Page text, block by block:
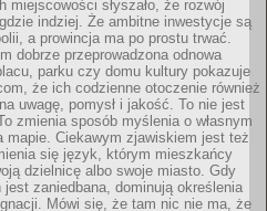
miejscowości słyszało, że rozwój
indziej. Że ambitne inwestycje są
a prowincja ma po prostu trwać.
dobrze przeprowadzona odnowa
parku czy domu kultury pokazuje
że ich codzienne otoczenie również
uwagę, pomysł i jakość. To nie jest
zmienia sposób myślenia o własnym
mapie. Ciekawym zjawiskiem jest też
się język, którym mieszkańcy
dzielnicę albo swoje miasto. Gdy
jest zaniedbana, dominują określenia
Mówi się, że tam nic nie ma, że